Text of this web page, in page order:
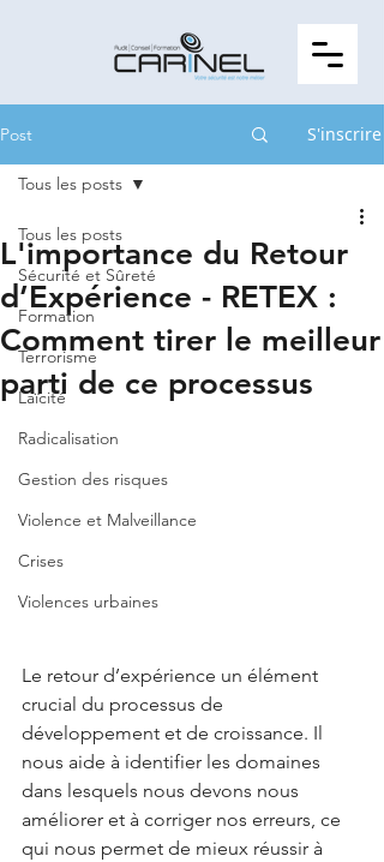
Post S'inscrire
Tous les posts
Sécurité et Sûreté
Formation
Terrorisme
Laïcité
Radicalisation
Gestion des risques
Violence et Malveillance
Crises
Violences urbaines
Tous les posts
L'importance du Retour
d’Expérience - RETEX :
Comment tirer le meilleur
parti de ce processus
Le retour d’expérience un élément
crucial du processus de
développement et de croissance. Il
nous aide à identifier les domaines
dans lesquels nous devons nous
améliorer et à corriger nos erreurs, ce
qui nous permet de mieux réussir à